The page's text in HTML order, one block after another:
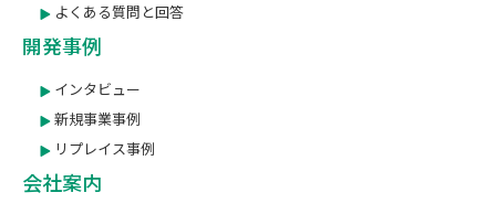
よくある質問と回答
開発事例
インタビュー
新規事業事例
リプレイス事例
会社案内